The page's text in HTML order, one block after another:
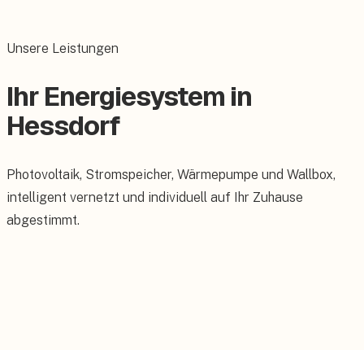
Unsere Leistungen
Ihr Energiesystem in
Hessdorf
Photovoltaik, Stromspeicher, Wärmepumpe und Wallbox,
intelligent vernetzt und individuell auf Ihr Zuhause
abgestimmt.